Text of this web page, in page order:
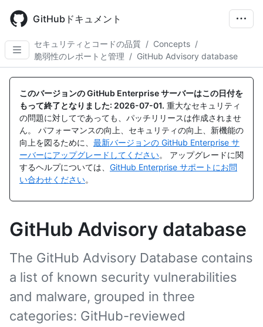
main
content
GitHubドキュメント
セキュリティとコードの品質 / Concepts /
脆弱性のレポートと管理 / GitHub Advisory database
このバージョンの GitHub Enterprise サーバーはこの日付を
もって終了となりました: 2026-07-01. 重大なセキュリティ
の問題に対してであっても、パッチリリースは作成されませ
ん。 パフォーマンスの向上、セキュリティの向上、新機能の
向上を図るために、 最新バージョンの GitHub Enterprise サ
ーバーにアップグレードしてください。 アップグレードに関
するヘルプについては、 GitHub Enterprise サポートにお問
い合わせください。
GitHub Advisory database
The GitHub Advisory Database contains
a list of known security vulnerabilities
and malware, grouped in three
categories: GitHub-reviewed